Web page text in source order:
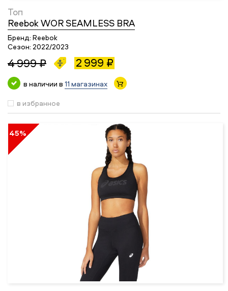
Топ
Reebok WOR SEAMLESS BRA
Бренд: Reebok
Сезон: 2022/2023
4 999 ₽ 2 999 ₽
в наличии в 11 магазинах
в избранное
45%